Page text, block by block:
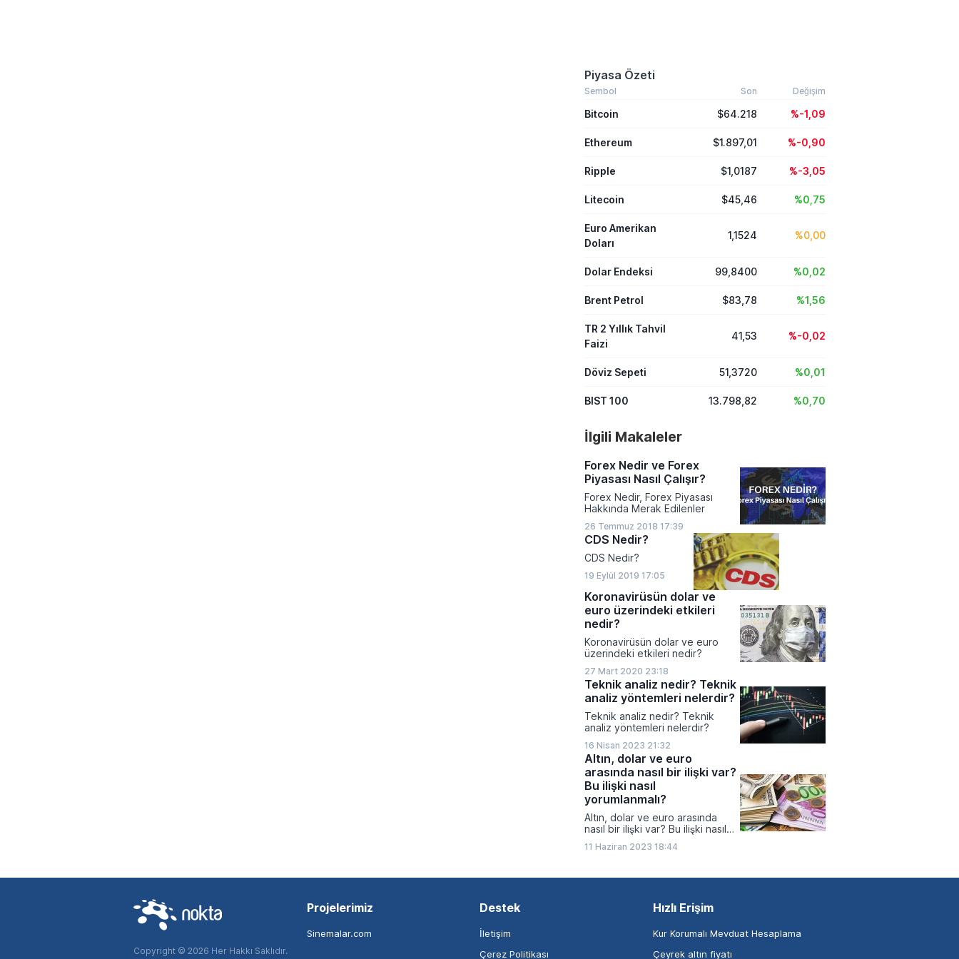
Piyasa Özeti
Sembol Son Değişim
Bitcoin $64.218 %-1,09
Ethereum $1.897,01 %-0,90
Ripple $1,0187 %-3,05
Litecoin $45,46 %0,75
Euro Amerikan
Doları
1,1524 %0,00
Dolar Endeksi 99,8400 %0,02
Brent Petrol $83,78 %1,56
TR 2 Yıllık Tahvil
Faizi
41,53 %-0,02
Döviz Sepeti 51,3720 %0,01
BIST 100 13.798,82 %0,70
İlgili Makaleler
Forex Nedir ve Forex
Piyasası Nasıl Çalışır?
Forex Nedir, Forex Piyasası
Hakkında Merak Edilenler
26 Temmuz 2018 17:39
CDS Nedir?
CDS Nedir?
19 Eylül 2019 17:05
Koronavirüsün dolar ve
euro üzerindeki etkileri
nedir?
Koronavirüsün dolar ve euro
üzerindeki etkileri nedir?
27 Mart 2020 23:18
Teknik analiz nedir? Teknik
analiz yöntemleri nelerdir?
Teknik analiz nedir? Teknik
analiz yöntemleri nelerdir?
16 Nisan 2023 21:32
Altın, dolar ve euro
arasında nasıl bir ilişki var?
Bu ilişki nasıl
yorumlanmalı?
Altın, dolar ve euro arasında
nasıl bir ilişki var? Bu ilişki nasıl
11 Haziran 2023 18:44
Copyright © 2026 Her Hakkı Saklıdır.
Projelerimiz
Sinemalar.com
Destek
İletişim
Çerez Politikası
Hızlı Erişim
Kur Korumalı Mevduat Hesaplama
Çeyrek altın fiyatı